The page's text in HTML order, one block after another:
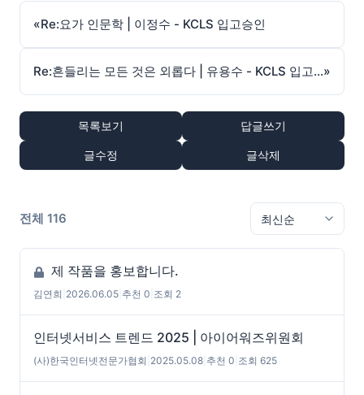
«Re:요가 인문학 | 이정수 - KCLS 입고승인
Re:흔들리는 모든 것은 외롭다 | 유용수 - KCLS 입고승인»
목록보기 답글쓰기
글수정 글삭제
전체 116
제 작품을 홍보합니다.
김연희 2026.06.05 추천 0 조회 2
인터넷서비스 트렌드 2025 | 아이어워즈위원회
(사)한국인터넷전문가협회 2025.05.08 추천 0 조회 625